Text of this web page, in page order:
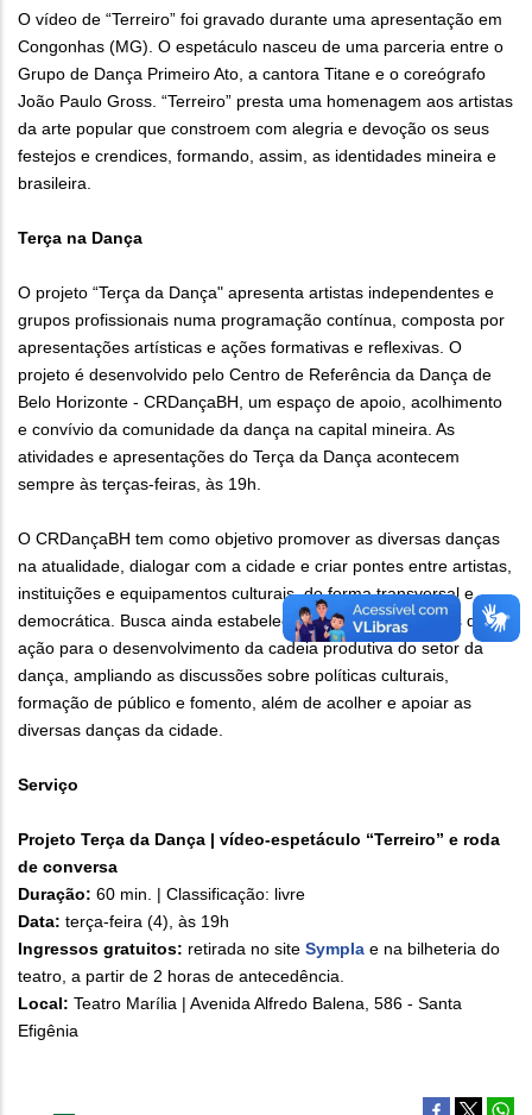
O vídeo de “Terreiro” foi gravado durante uma apresentação em
Congonhas (MG). O espetáculo nasceu de uma parceria entre o
Grupo de Dança Primeiro Ato, a cantora Titane e o coreógrafo
João Paulo Gross. “Terreiro” presta uma homenagem aos artistas
da arte popular que constroem com alegria e devoção os seus
festejos e crendices, formando, assim, as identidades mineira e
brasileira.
Terça na Dança
O projeto “Terça da Dança" apresenta artistas independentes e
grupos profissionais numa programação contínua, composta por
apresentações artísticas e ações formativas e reflexivas. O
projeto é desenvolvido pelo Centro de Referência da Dança de
Belo Horizonte - CRDançaBH, um espaço de apoio, acolhimento
e convívio da comunidade da dança na capital mineira. As
atividades e apresentações do Terça da Dança acontecem
sempre às terças-feiras, às 19h.
O CRDançaBH tem como objetivo promover as diversas danças
na atualidade, dialogar com a cidade e criar pontes entre artistas,
instituições e equipamentos culturais, de forma transversal e
democrática. Busca ainda estabelecer estratégias e planos de
ação para o desenvolvimento da cadeia produtiva do setor da
dança, ampliando as discussões sobre políticas culturais,
formação de público e fomento, além de acolher e apoiar as
diversas danças da cidade.
Serviço
Projeto Terça da Dança | vídeo-espetáculo “Terreiro” e roda
de conversa
Duração: 60 min. | Classificação: livre
Data: terça-feira (4), às 19h
Ingressos gratuitos: retirada no site Sympla e na bilheteria do
teatro, a partir de 2 horas de antecedência.
Local: Teatro Marília | Avenida Alfredo Balena, 586 - Santa
Efigênia